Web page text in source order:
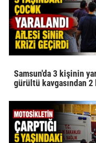
Samsun'da 3 kişinin
gürültü kavgasından